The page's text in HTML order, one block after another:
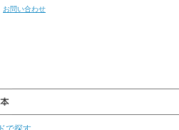
お問い合わせ